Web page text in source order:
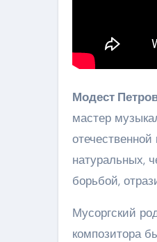
Модест
мастер
натуральных,
борьбой,
Мусоргский
композитора